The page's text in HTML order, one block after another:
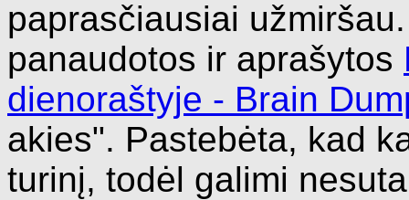
paprasčiausiai
panaudotos ir aprašytos
dienoraštyje - Brain
akies". Pastebėta, kad
turinį, todėl galimi